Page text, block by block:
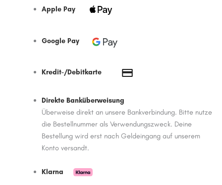
Apple Pay
Google Pay
Kredit-/Debitkarte
Direkte Banküberweisung
Überweise direkt an unsere Bankverbindung. Bitte nutze
die Bestellnummer als Verwendungszweck. Deine
Bestellung wird erst nach Geldeingang auf unserem
Konto versandt.
Klarna